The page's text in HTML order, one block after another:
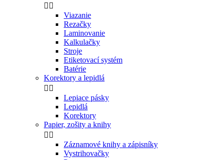
 
Viazanie
Rezačky
Laminovanie
Kalkulačky
Stroje
Etiketovací systém
Batérie
Korektory a lepidlá
 
Lepiace pásky
Lepidlá
Korektory
Papier, zošity a knihy
 
Záznamové knihy a zápisníky
Vystrihovačky